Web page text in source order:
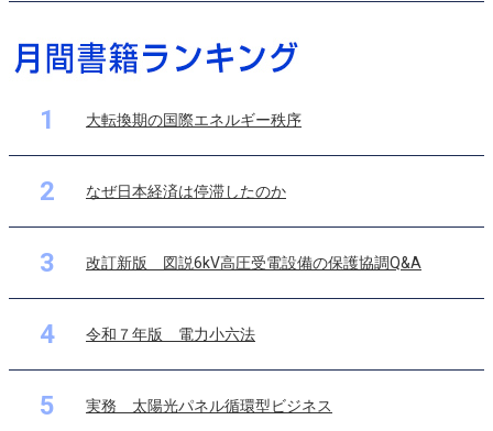
1 大転換期の国際エネルギー秩序
2 なぜ日本経済は停滞したのか
3 改訂新版 図説6kV高圧受電設備の保護協調Q&A
4 令和７年版 電力小六法
5 実務 太陽光パネル循環型ビジネス